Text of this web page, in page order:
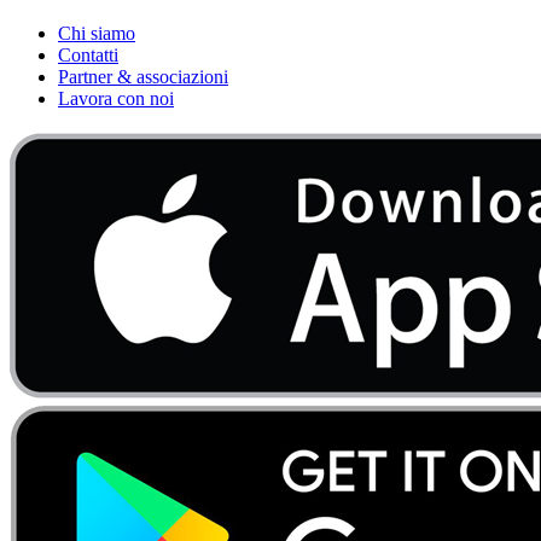
Chi siamo
Contatti
Partner & associazioni
Lavora con noi